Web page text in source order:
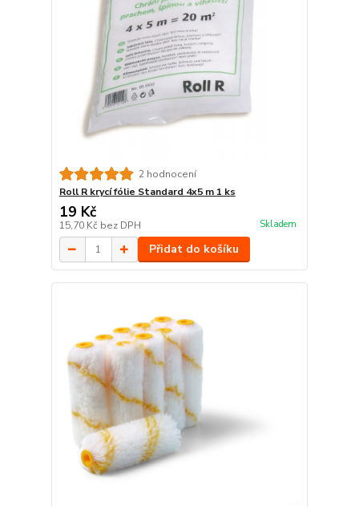
2 hodnocení
Roll R krycí fólie Standard 4x5 m 1 ks
19 Kč
15,70 Kč bez DPH Skladem
Přidat do košíku